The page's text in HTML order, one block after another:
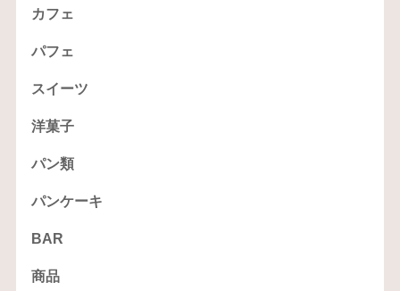
カフェ
パフェ
スイーツ
洋菓子
パン類
パンケーキ
BAR
商品